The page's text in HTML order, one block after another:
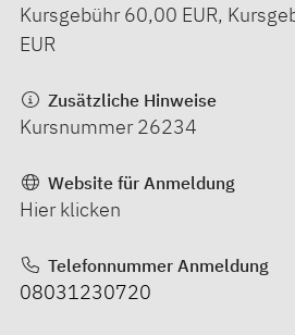
Kursgebühr 60,00 EUR,
EUR
Zusätzliche Hinweise
Kursnummer 26234
Website für Anmeldung
Hier klicken
Telefonnummer Anmeldung
08031230720